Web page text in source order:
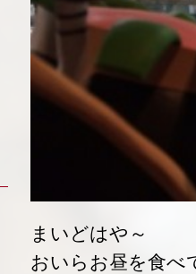
まいどはや～
おいらお昼を食べ